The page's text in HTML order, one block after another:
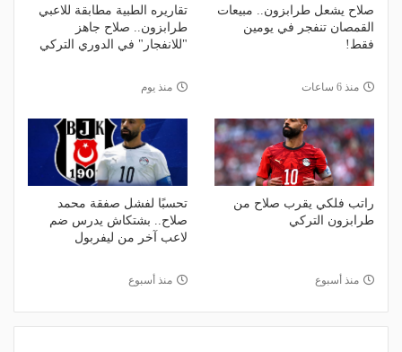
صلاح يشعل طرابزون.. مبيعات
القمصان تنفجر في يومين
فقط!
منذ 6 ساعات
تقاريره الطبية مطابقة للاعبي
طرابزون.. صلاح جاهز
"للانفجار" في الدوري التركي
منذ يوم
راتب فلكي يقرب صلاح من
طرابزون التركي
منذ أسبوع
تحسبًا لفشل صفقة محمد
صلاح.. بشتكاش يدرس ضم
لاعب آخر من ليفربول
منذ أسبوع